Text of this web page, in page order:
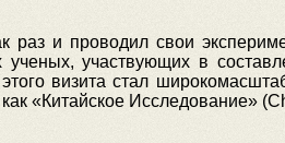
раз и проводил свои
участвующих в
визита стал
«Китайское Исследование»